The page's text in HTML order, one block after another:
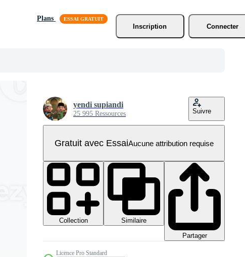
Plans
Inscription
Connecter
yendi supiandi
25 995 Ressources Suivre
Gratuit avec EssaiAucune attribution requise
Collection
Similaire
Partager
Licence Pro Standard